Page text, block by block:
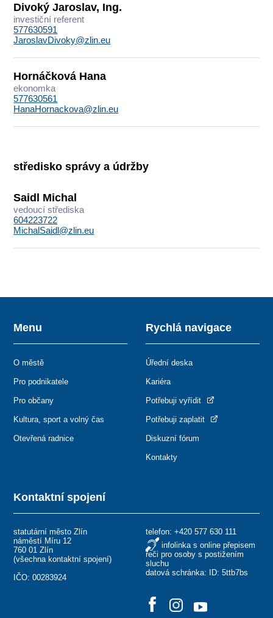
Divoký Jaroslav, Ing.
investiční referent
577630591
JaroslavDivoky@zlin.eu
Hornáčková Hana
ekonomka
577630561
HanaHornackova@zlin.eu
středisko správy a údržby
Saidl Michal
vedoucí střediska
604223722
MichalSaidl@zlin.eu
Kontaktní spojení
statutární město Zlín
náměstí Míru 12
760 01 Zlín
(všechna kontaktní spojení)
IČO: 00283924
telefon: +420 577 630 111
infolinka s online přepisem
řeči pro osoby s postižením
sluchu
datová schránka: ID: 5ttb7bs
Menu
O městě
Pro podnikatele
Pro občany
Kultura, sport a volný čas
Otevřená radnice
Rychlá navigace
Úřední deska
Kariéra
Potřebuji vyřídit
Potřebuji zaplatit
Diskuzní fórum
Kontakty